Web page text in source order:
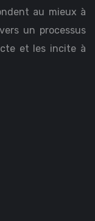
au mieux à
un processus
et les incite à